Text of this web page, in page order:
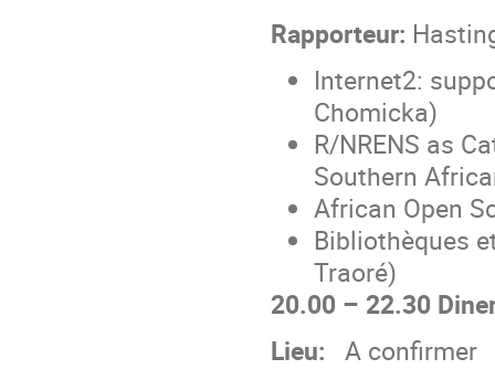
Rapporteur:
Internet2:
Chomicka)
R/NRENS as
Southern
African Open
Bibliothèques
Traoré)
20.00 – 22.30
Lieu: A confirmer